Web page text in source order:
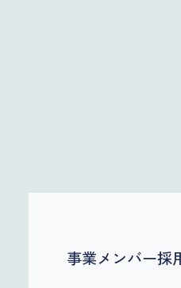
事業メンバー採